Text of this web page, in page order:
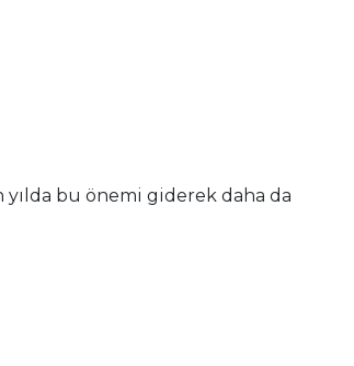
bu önemi giderek daha da